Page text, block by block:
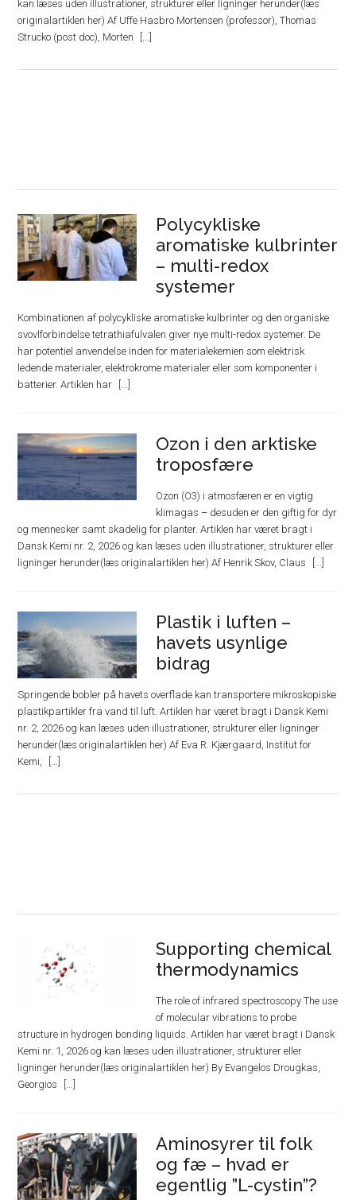
kan læses uden illustrationer, strukturer eller ligninger herunder(læs
originalartiklen her) Af Uffe Hasbro Mortensen (professor), Thomas
Strucko (post doc), Morten
Polycykliske
aromatiske kulbrinter
– multi-redox
systemer
Kombinationen af polycykliske aromatiske kulbrinter og den organiske
svovlforbindelse tetrathiafulvalen giver nye multi-redox systemer. De
har potentiel anvendelse inden for materialekemien som elektrisk
ledende materialer, elektrokrome materialer eller som komponenter i
batterier. Artiklen har
Ozon i den arktiske
troposfære
Ozon (O3) i atmosfæren er en vigtig
klimagas – desuden er den giftig for dyr
og mennesker samt skadelig for planter. Artiklen har været bragt i
Dansk Kemi nr. 2, 2026 og kan læses uden illustrationer, strukturer eller
ligninger herunder(læs originalartiklen her) Af Henrik Skov, Claus
Plastik i luften –
havets usynlige
bidrag
Springende bobler på havets overflade kan transportere mikroskopiske
plastikpartikler fra vand til luft. Artiklen har været bragt i Dansk Kemi
nr. 2, 2026 og kan læses uden illustrationer, strukturer eller ligninger
herunder(læs originalartiklen her) Af Eva R. Kjærgaard, Institut for
Kemi,
Supporting chemical
thermodynamics
The role of infrared spectroscopy The use
of molecular vibrations to probe
structure in hydrogen bonding liquids. Artiklen har været bragt i Dansk
Kemi nr. 1, 2026 og kan læses uden illustrationer, strukturer eller
ligninger herunder(læs originalartiklen her) By Evangelos Drougkas,
Georgios
Aminosyrer til folk
og fæ – hvad er
egentlig ”L-cystin”?